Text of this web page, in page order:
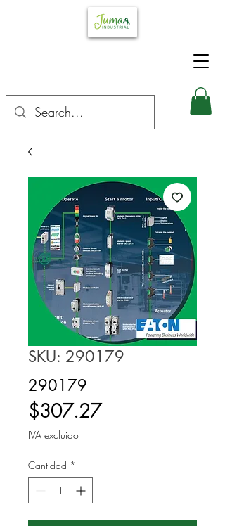
SKU: 290179
290179
$307.27Precio
IVA excluido
Cantidad *